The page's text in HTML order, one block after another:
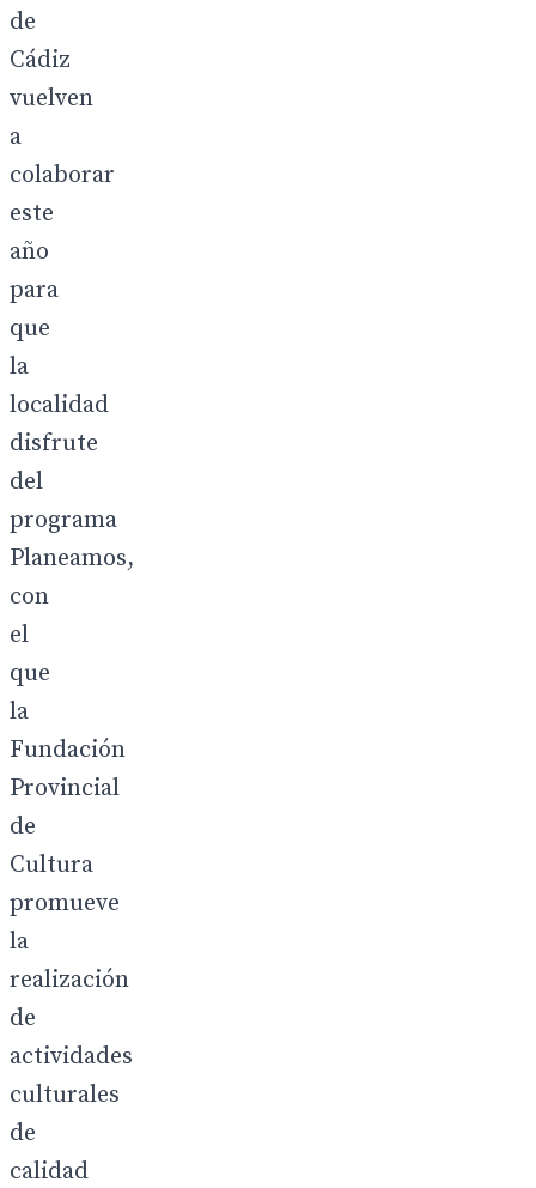
de
Cádiz
vuelven
a
colaborar
este
año
para
que
la
localidad
disfrute
del
programa
Planeamos,
con
el
que
la
Fundación
Provincial
de
Cultura
promueve
la
realización
de
actividades
culturales
de
calidad